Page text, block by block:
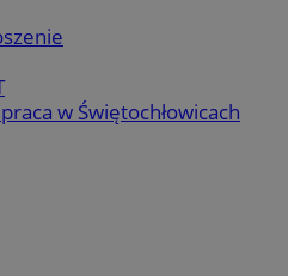
w Świętochłowicach